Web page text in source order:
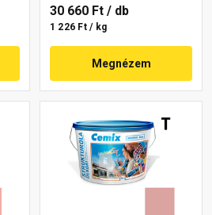
30 660 Ft / db
1 226 Ft / kg
Megnézem